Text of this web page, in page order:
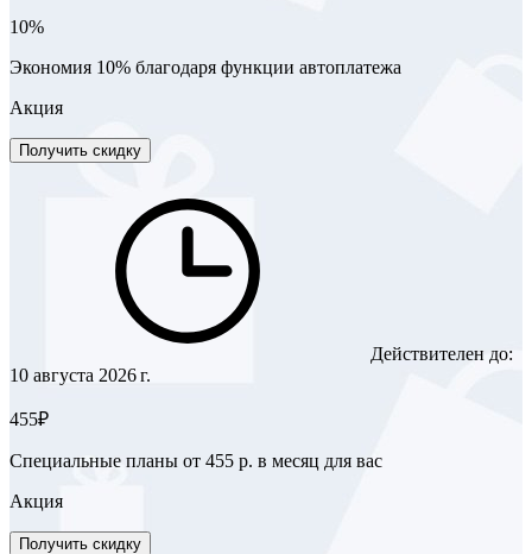
10%
Экономия 10% благодаря функции автоплатежа
Акция
Получить скидку
Действителен до:
10 августа 2026 г.
455₽
Специальные планы от 455 р. в месяц для вас
Акция
Получить скидку